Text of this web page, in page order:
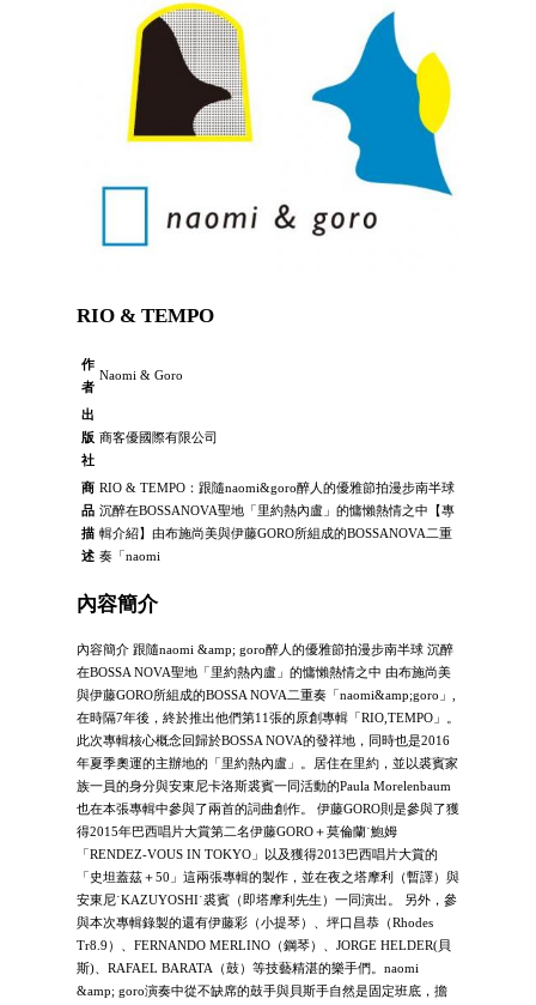
RIO & TEMPO
作
者
Naomi & Goro
出
版
社
商客優國際有限公司
商
品
描
述
RIO & TEMPO：跟隨naomi&goro醉人的優雅節拍漫步南半球
沉醉在BOSSANOVA聖地「里約熱內盧」的慵懶熱情之中【專
輯介紹】由布施尚美與伊藤GORO所組成的BOSSANOVA二重
奏「naomi
內容簡介
內容簡介 跟隨naomi &amp; goro醉人的優雅節拍漫步南半球 沉醉
在BOSSA NOVA聖地「里約熱內盧」的慵懶熱情之中 由布施尚美
與伊藤GORO所組成的BOSSA NOVA二重奏「naomi&amp;goro」,
在時隔7年後，終於推出他們第11張的原創專輯「RIO,TEMPO」。
此次專輯核心概念回歸於BOSSA NOVA的發祥地，同時也是2016
年夏季奧運的主辦地的「里約熱內盧」。居住在里約，並以裘賓家
族一員的身分與安東尼卡洛斯裘賓一同活動的Paula Morelenbaum
也在本張專輯中參與了兩首的詞曲創作。 伊藤GORO則是參與了獲
得2015年巴西唱片大賞第二名伊藤GORO＋莫倫蘭˙鮑姆
「RENDEZ-VOUS IN TOKYO」以及獲得2013巴西唱片大賞的
「史坦蓋茲＋50」這兩張專輯的製作，並在夜之塔摩利（暫譯）與
安東尼˙KAZUYOSHI˙裘賓（即塔摩利先生）一同演出。 另外，參
與本次專輯錄製的還有伊藤彩（小提琴）、坪口昌恭（Rhodes
Tr8.9）、FERNANDO MERLINO（鋼琴）、JORGE HELDER(貝
斯)、RAFAEL BARATA（鼓）等技藝精湛的樂手們。naomi
&amp; goro演奏中從不缺席的鼓手與貝斯手自然是固定班底，擔